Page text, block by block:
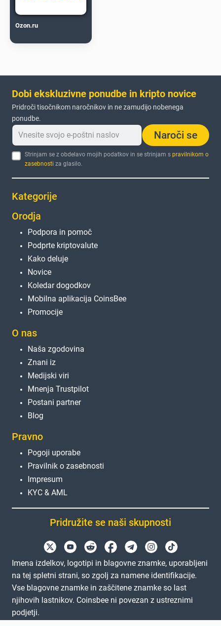
Ozon.ru
Dobi ekskluzivne ponudbe in kripto novice
Pridroči tisočnikom naročnikov in ne zamudijo nobenega
ponudbe.
Naroči se
Strinjam se z obdelavo mojih podatkov in se strinjam spravilnikom o
zasebnosti za glasilo.
Kategorije
Orodja
Podpora in pomoč
Podprte kriptovalute
Kako deluje
Novice
Koledar dogodkov
Mobilna aplikacija CoinsBee
Promocije
O nas
Naša zgodovina
Znani iz
Medijski viri
Mnenja Trustpilot
Postani partner
Blog
Pravno
Pogoji uporabe
Pravilnik o zasebnosti
Impresum
KYC & AML
Pridružite se naši skupnosti
Imena izdelkov, logotipi in blagovne znamke, uporabljeni
na tej spletni strani, so zgolj za namene identifikacije.
Vse blagovne znamke in zaščitene znamke so last
njihovih lastnikov. Coinsbee ni povezan z ustreznimi
podjetji.